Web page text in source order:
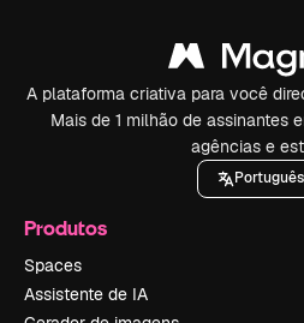
A plataforma criativa para você
Mais de 1 milhão de assinantes
agências e
Português
Produtos
Spaces
Assistente de IA